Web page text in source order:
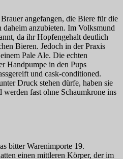
angefangen, die Biere für die
anzubieten. Im Volksmund
da ihr Hopfengehalt deutlich
Bieren. Jedoch in der Praxis
Pale Ale. Die echten
Handpumpe in den Pups
und cask-conditioned.
Druck stehen dürfe, haben sie
werden fast ohne Schaumkrone ins
bitter Warenimporte 19.
einen mittleren Körper, der im